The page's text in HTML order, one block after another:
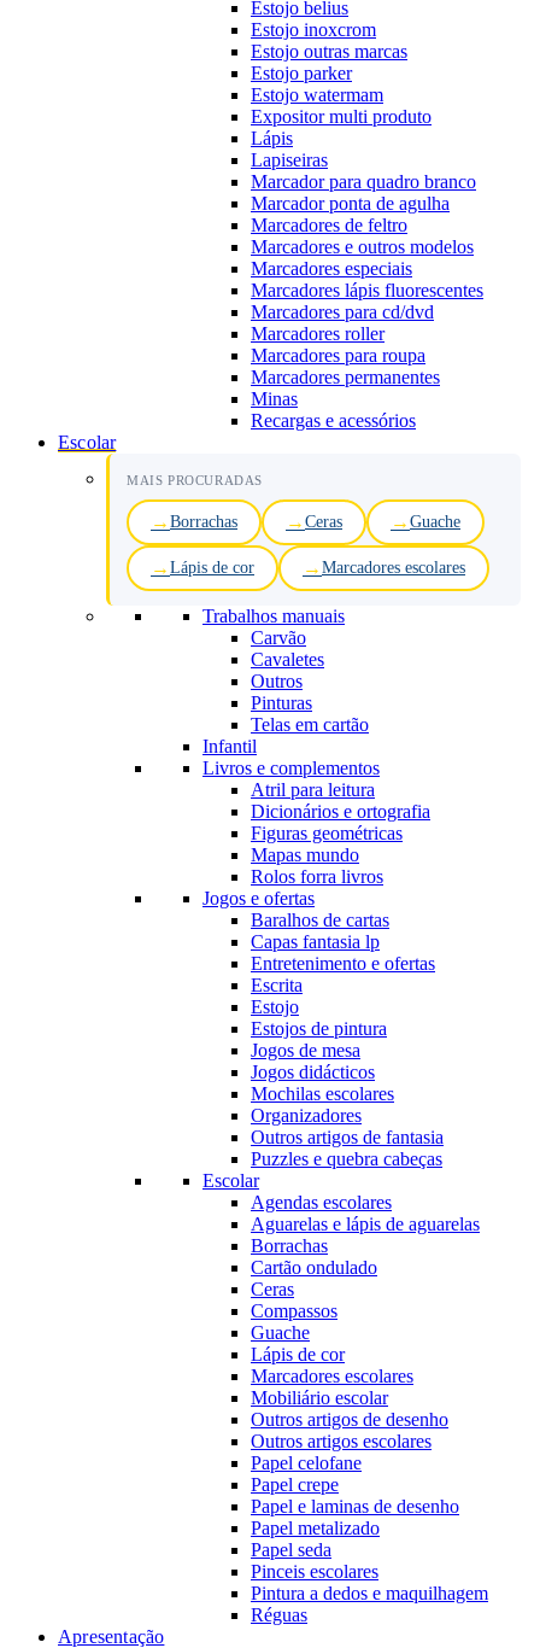
Estojo belius
Estojo inoxcrom
Estojo outras marcas
Estojo parker
Estojo watermam
Expositor multi produto
Lápis
Lapiseiras
Marcador para quadro branco
Marcador ponta de agulha
Marcadores de feltro
Marcadores e outros modelos
Marcadores especiais
Marcadores lápis fluorescentes
Marcadores para cd/dvd
Marcadores roller
Marcadores para roupa
Marcadores permanentes
Minas
Recargas e acessórios
Escolar
MAIS PROCURADAS
Borrachas Ceras Guache
Lápis de cor Marcadores escolares
Trabalhos manuais
Carvão
Cavaletes
Outros
Pinturas
Telas em cartão
Infantil
Livros e complementos
Atril para leitura
Dicionários e ortografia
Figuras geométricas
Mapas mundo
Rolos forra livros
Jogos e ofertas
Baralhos de cartas
Capas fantasia lp
Entretenimento e ofertas
Escrita
Estojo
Estojos de pintura
Jogos de mesa
Jogos didácticos
Mochilas escolares
Organizadores
Outros artigos de fantasia
Puzzles e quebra cabeças
Escolar
Agendas escolares
Aguarelas e lápis de aguarelas
Borrachas
Cartão ondulado
Ceras
Compassos
Guache
Lápis de cor
Marcadores escolares
Mobiliário escolar
Outros artigos de desenho
Outros artigos escolares
Papel celofane
Papel crepe
Papel e laminas de desenho
Papel metalizado
Papel seda
Pinceis escolares
Pintura a dedos e maquilhagem
Réguas
Apresentação